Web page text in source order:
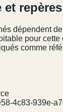
et
dépendent
pour cette
comme
4c83-939e-